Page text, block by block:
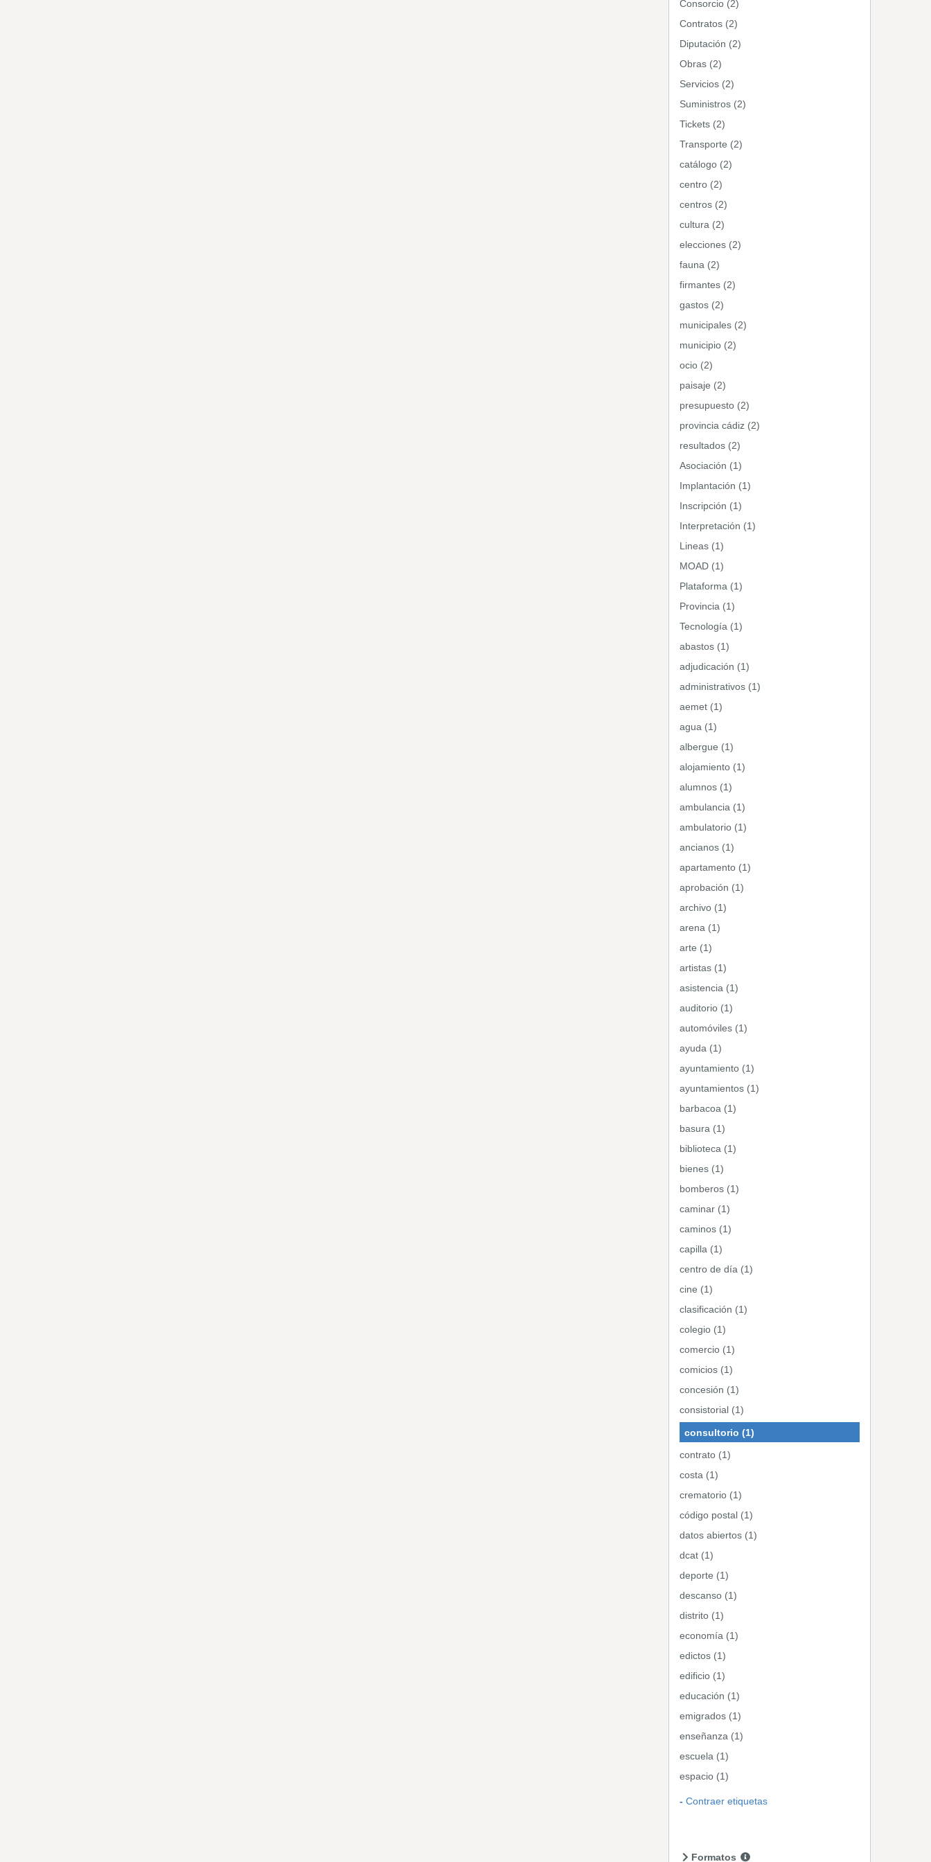
Consorcio (2)
Contratos (2)
Diputación (2)
Obras (2)
Servicios (2)
Suministros (2)
Tickets (2)
Transporte (2)
catálogo (2)
centro (2)
centros (2)
cultura (2)
elecciones (2)
fauna (2)
firmantes (2)
gastos (2)
municipales (2)
municipio (2)
ocio (2)
paisaje (2)
presupuesto (2)
provincia cádiz (2)
resultados (2)
Asociación (1)
Implantación (1)
Inscripción (1)
Interpretación (1)
Lineas (1)
MOAD (1)
Plataforma (1)
Provincia (1)
Tecnología (1)
abastos (1)
adjudicación (1)
administrativos (1)
aemet (1)
agua (1)
albergue (1)
alojamiento (1)
alumnos (1)
ambulancia (1)
ambulatorio (1)
ancianos (1)
apartamento (1)
aprobación (1)
archivo (1)
arena (1)
arte (1)
artistas (1)
asistencia (1)
auditorio (1)
automóviles (1)
ayuda (1)
ayuntamiento (1)
ayuntamientos (1)
barbacoa (1)
basura (1)
biblioteca (1)
bienes (1)
bomberos (1)
caminar (1)
caminos (1)
capilla (1)
centro de día (1)
cine (1)
clasificación (1)
colegio (1)
comercio (1)
comicios (1)
concesión (1)
consistorial (1)
consultorio (1)
contrato (1)
costa (1)
crematorio (1)
código postal (1)
datos abiertos (1)
dcat (1)
deporte (1)
descanso (1)
distrito (1)
economía (1)
edictos (1)
edificio (1)
educación (1)
emigrados (1)
enseñanza (1)
escuela (1)
espacio (1)
Contraer etiquetas
Formatos